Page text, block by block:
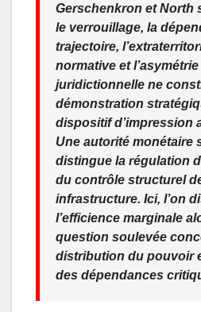
Gerschenkron et North
le verrouillage, la
trajectoire,
normative et l’asymétrie
juridictionnelle ne
démonstration
dispositif d’impression
Une autorité monétaire
distingue la régulation
du contrôle structurel
infrastructure. Ici, l’on
l’efficience marginale
question soulevée
distribution du pouvoir
des dépendances